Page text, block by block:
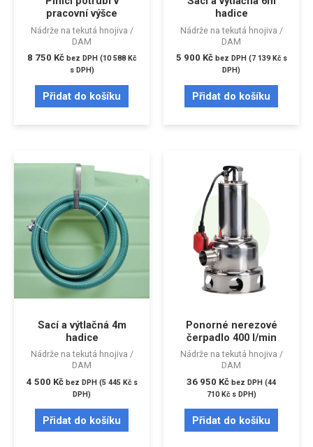
pracovní výšce
Nádrže na tekutá hnojiva /
DAM
8 750 Kč bez DPH (10 588 Kč
s DPH)
Přidat do košíku
hadice
Nádrže na tekutá hnojiva /
DAM
5 900 Kč bez DPH (7 139Kčs
DPH)
Přidat do košíku
Sací a výtlačná 4m
hadice
Nádrže na tekutá hnojiva /
DAM
4 500 Kč bez DPH (5 445 Kčs
DPH)
Přidat do košíku
Ponorné nerezové
čerpadlo 400 l/min
Nádrže na tekutá hnojiva /
DAM
36 950 Kč bez DPH (44
710Kčs DPH)
Přidat do košíku